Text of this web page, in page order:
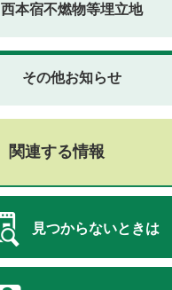
西本宿不燃物等埋立地
その他お知らせ
関連する情報
見つからないときは